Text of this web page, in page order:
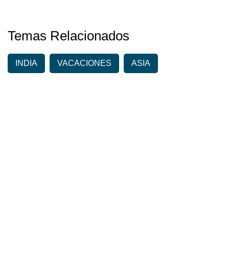
Temas Relacionados
INDIA VACACIONES ASIA